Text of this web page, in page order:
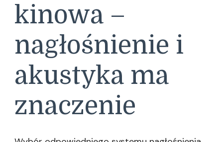
kinowa –
nagłośnienie i
akustyka ma
znaczenie